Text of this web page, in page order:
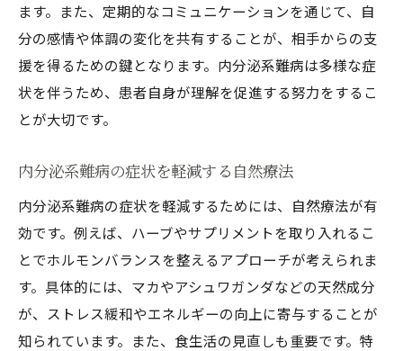
ます。また、定期的なコミュニケーションを通じて、自
分の感情や体調の変化を共有することが、相手からの支
援を得るための鍵となります。内分泌系難病は多様な症
状を伴うため、患者自身が理解を促進する努力をするこ
とが大切です。
内分泌系難病の症状を軽減する自然療法
内分泌系難病の症状を軽減するためには、自然療法が有
効です。例えば、ハーブやサプリメントを取り入れるこ
とでホルモンバランスを整えるアプローチが考えられま
す。具体的には、マカやアシュワガンダなどの天然成分
が、ストレス緩和やエネルギーの向上に寄与することが
知られています。また、食生活の見直しも重要です。特